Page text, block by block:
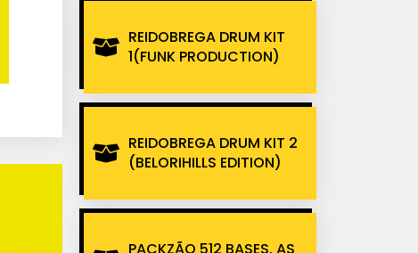
REIDOBREGA DRUM KIT
1(FUNK PRODUCTION)
REIDOBREGA DRUM KIT 2
(BELORIHILLS EDITION)